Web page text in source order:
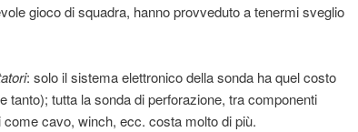
gioco di squadra, hanno provveduto a tenermi sveglio
: solo il sistema elettronico della sonda ha quel costo
tanto); tutta la sonda di perforazione, tra componenti
cavo, winch, ecc. costa molto di più.